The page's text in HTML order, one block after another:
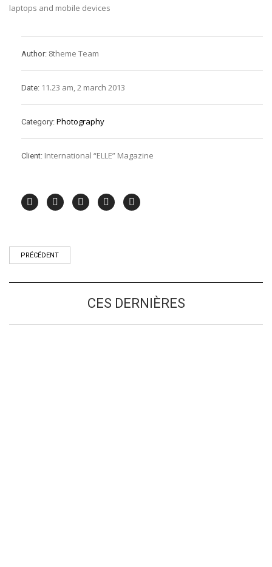
laptops and mobile devices
Author: 8theme Team
Date: 11.23 am, 2 march 2013
Category: Photography
Client: International “ELLE” Magazine
PRÉCÉDENT
CES DERNIÈRES